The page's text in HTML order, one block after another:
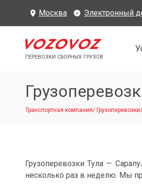
Москва Электронный
ПЕРЕВОЗКИ СБОРНЫХ ГРУЗОВ
Транспортная компания/ Грузоперевозки/
Грузоперевозки Тула —
несколько раз в неделю. Мы